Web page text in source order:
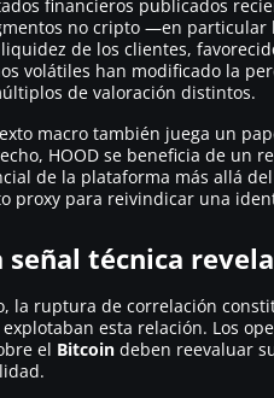
financieros publicados
no cripto —en particular
de los clientes,
volátiles han modificado la
de valoración distintos.
macro también juega un
HOOD se beneficia de un
de la plataforma más allá
proxy para reivindicar una
señal técnica
la ruptura de correlación
esta relación. Los
el Bitcoin deben reevaluar